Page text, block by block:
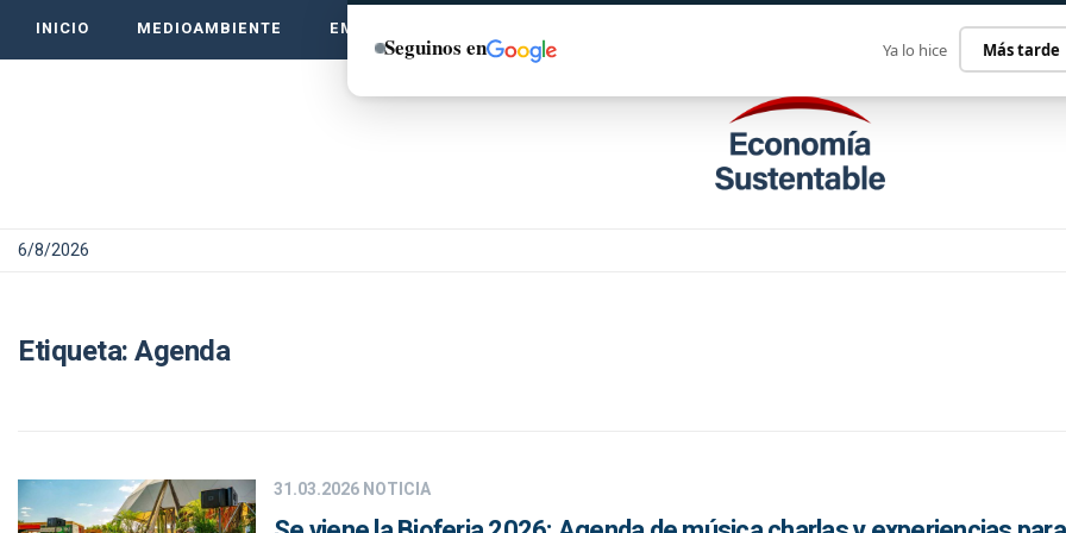
INICIO MEDIOAMBIENTE EMPRENDE VERDE
6/8/2026
Etiqueta:Agenda
31.03.2026NOTICIA
Seguinos en Ya lo hice Más tarde